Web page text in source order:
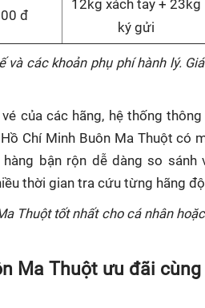
đ
12kg xách tay + 23kg
ký gửi
các khoản phụ phí hành lý.
của các hãng, hệ thống thông
Chí Minh Buôn Ma Thuột có
bận rộn dễ dàng so sánh
thời gian tra cứu từng hãng
Thuột tốt nhất cho cá nhân
Ma Thuột ưu đãi cùng